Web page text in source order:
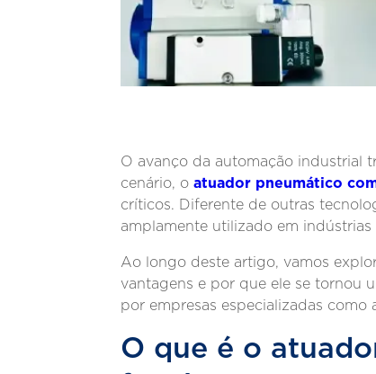
O avanço da automação industrial
cenário, oatuador pneumático
críticos. Diferente de outras
amplamente utilizado em
Ao longo deste artigo, vamos
vantagens e por que ele se tornou
por empresas especializadas como
O que é o